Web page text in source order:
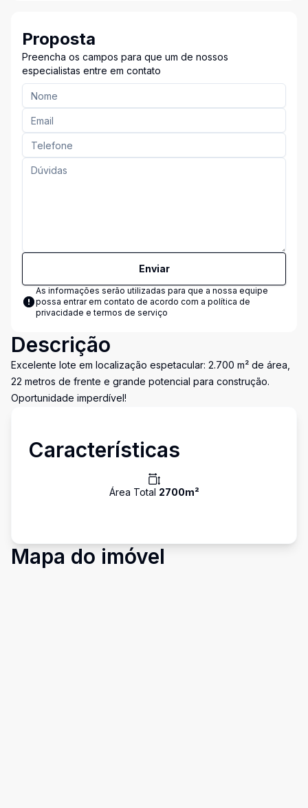
Proposta
Preencha os campos para que um de nossos
especialistas entre em contato
Enviar
As informações serão utilizadas para que a nossa equipe
possa entrar em contato de acordo com a política de
privacidade e termos de serviço
Descrição
Excelente lote em localização espetacular: 2.700 m² de área,
22 metros de frente e grande potencial para construção.
Oportunidade imperdível!
Características
Área Total 2700m²
Mapa do imóvel